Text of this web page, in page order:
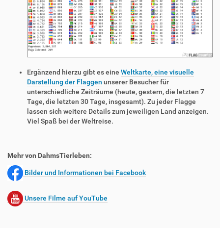
Ergänzend hierzu gibt es eine Weltkarte, eine visuelle
Darstellung der Flaggen unserer Besucher für
unterschiedliche Zeiträume (heute, gestern, die letzten 7
Tage, die letzten 30 Tage, insgesamt). Zu jeder Flagge
lassen sich weitere Details zum jeweiligen Land anzeigen.
Viel Spaß bei der Weltreise.
Mehr von DahmsTierleben:
Bilder und Informationen bei Facebook
Unsere Filme auf YouTube